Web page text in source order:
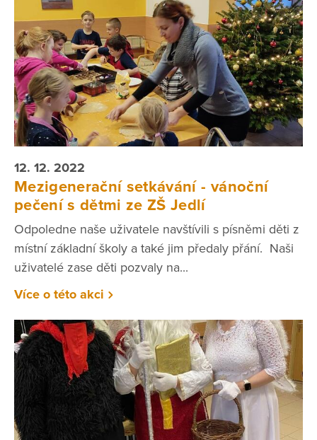
12. 12. 2022
Mezigenerační setkávání - vánoční
pečení s dětmi ze ZŠ Jedlí
Odpoledne naše uživatele navštívili s písněmi děti z
místní základní školy a také jim předaly přání. Naši
uživatelé zase děti pozvaly na...
Více o této akci